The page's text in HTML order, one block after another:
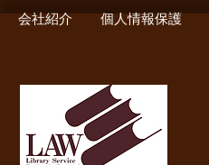
会社紹介 個人情報保護